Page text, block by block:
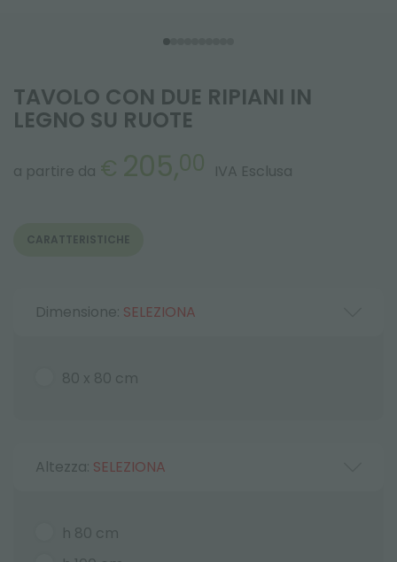
TAVOLO CON DUE RIPIANI IN
LEGNO SU RUOTE
a partire da € 205,00 IVA Esclusa
CARATTERISTICHE
Dimensione: SELEZIONA
80 x 80 cm
Altezza: SELEZIONA
h 80 cm